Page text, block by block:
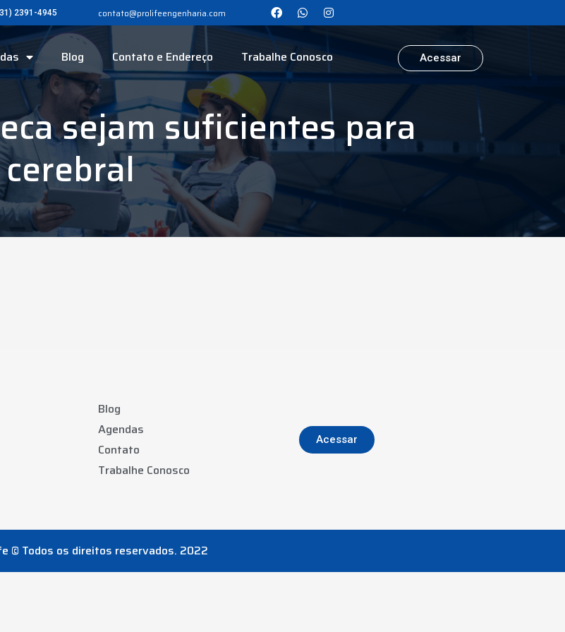
2391-4945 contato@prolifeengenharia.com
Blog Contato e Endereço Trabalhe Conosco Acessar
sejam suficientes para
Blog
Agendas
Contato
Trabalhe Conosco
Acessar
© Todos os direitos reservados. 2022